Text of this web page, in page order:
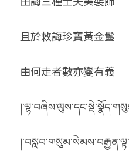
且於敕誨珍寶黃金鬘
由何走者數亦變有義